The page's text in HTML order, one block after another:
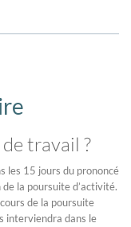
travail ?
les 15 jours du prononcé
la poursuite d’activité.
de la poursuite
interviendra dans le